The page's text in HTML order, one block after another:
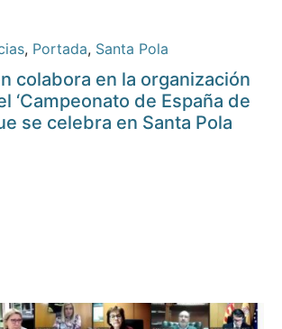
, Portada, Santa Pola
colabora en la organización
‘Campeonato de España de
se celebra en Santa Pola